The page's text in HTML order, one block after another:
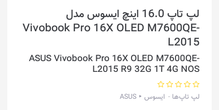
لپ تاپ 16.0 اینچ ایسوس مدل
Vivobook Pro 16X OLED M7600QE-
L2015
ASUS Vivobook Pro 16X OLED M7600QE-
L2015 R9 32G 1T 4G NOS
لپ تاپ‌ها ایسوس ‣ ASUS